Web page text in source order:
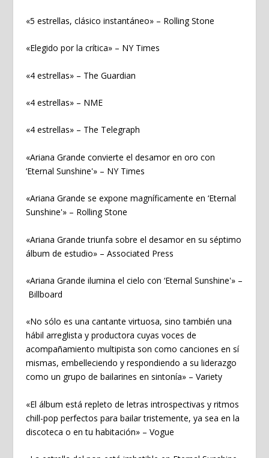
«5 estrellas, clásico instantáneo» – Rolling Stone
«Elegido por la crítica» – NY Times
«4 estrellas» – The Guardian
«4 estrellas» – NME
«4 estrellas» – The Telegraph
«Ariana Grande convierte el desamor en oro con
‘Eternal Sunshine'» – NY Times
«Ariana Grande se expone magníficamente en ‘Eternal
Sunshine'» – Rolling Stone
«Ariana Grande triunfa sobre el desamor en su séptimo
álbum de estudio» – Associated Press
«Ariana Grande ilumina el cielo con ‘Eternal Sunshine'» –
Billboard
«No sólo es una cantante virtuosa, sino también una
hábil arreglista y productora cuyas voces de
acompañamiento multipista son como canciones en sí
mismas, embelleciendo y respondiendo a su liderazgo
como un grupo de bailarines en sintonía» – Variety
«El álbum está repleto de letras introspectivas y ritmos
chill-pop perfectos para bailar tristemente, ya sea en la
discoteca o en tu habitación» – Vogue